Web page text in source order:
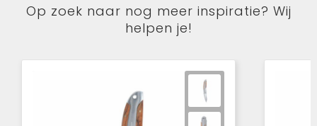
Op zoek naar nog meer inspiratie? Wij
helpen je!